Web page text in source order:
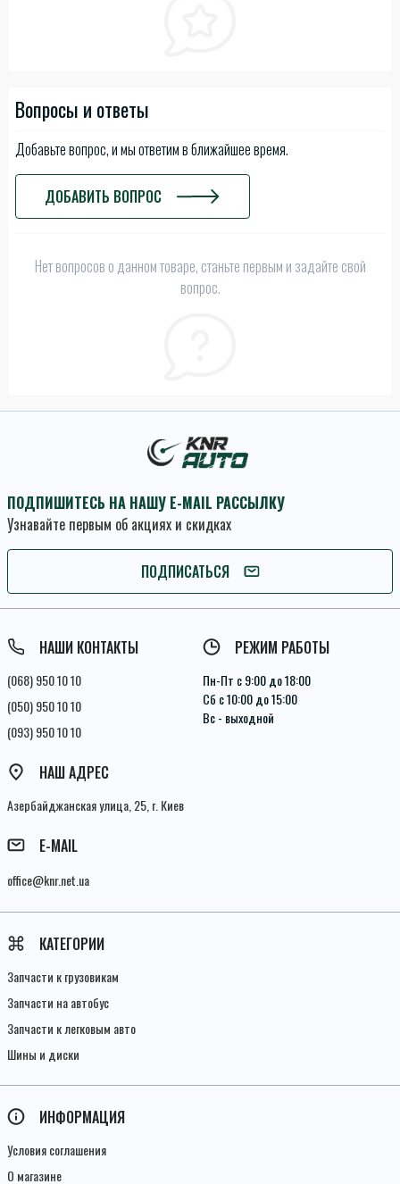
Вопросы и ответы
Добавьте вопрос, и мы ответим в ближайшее время.
ДОБАВИТЬ ВОПРОС
Нет вопросов о данном товаре, станьте первым и задайте свой
вопрос.
ПОДПИШИТЕСЬ НА НАШУ E-MAIL РАССЫЛКУ
Узнавайте первым об акциях и скидках
ПОДПИСАТЬСЯ
ПОДПИСАТЬСЯ
Условия соглашения
НАШИ КОНТАКТЫ
(068) 950 10 10
(050) 950 10 10
(093) 950 10 10
РЕЖИМ РАБОТЫ
Пн-Пт с 9:00 до 18:00
Сб с 10:00 до 15:00
Вс - выходной
НАШ АДРЕС
Азербайджанская улица, 25, г. Киев
E-MAIL
office@knr.net.ua
КАТЕГОРИИ
Запчасти к грузовикам
Запчасти на автобус
Запчасти к легковым авто
Шины и диски
ИНФОРМАЦИЯ
Условия соглашения
О магазине